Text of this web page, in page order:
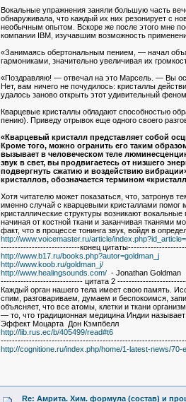
Вокальные упражнения заняли большую часть
обнаруживала, что каждый их них резонирует с
необычным опытом. Вскоре же после этого мне
компании IBM, изучавшим возможность
«Занимаясь обертональным пением, — начал
гармониками, значительно увеличивая их
«Поздравляю! — отвечал на это Марсель. — Вы
Нет, вам ничего не почудилось: кристаллы
удалось заново открыть этот удивительный
Кварцевые кристаллы обладают способностью
пению). Приведу отрывок еще одного своего
«Кварцевый кристалл представляет собой
Кроме того, можно огранить его таким
вызывает в человеческом теле
звук в свет, вы продвигаетесь от низшего
подвергнуть сжатию и воздействию
кристаллов, обозначается термином
Хотя читателю может показаться, что, затронув
именно случай с кварцевыми кристаллами помог
кристаллические структуры возникают
начиная от костной ткани и заканчивая тканями
факт, что в процессе тонинга звук, войдя в
http://www.voicemaster.ru/article/
----------------------------конец
http://www.b17.ru/books.php?autor=goldman_j
http://www.koob.ru/goldman_j/
http://www.healingsounds.com/- Jonathan Goldman
----------------------------- цитата 2
Каждый орган нашего тела имеет свою память.
спим, разговариваем, думаем и беспокоимся,
объясняет, что все атомы, клетки и ткани
— то, что традиционная медицина Индии
Эффект Моцарта Дон Кэмпбелл
http://lib.rus.ec/b/405499/read#t6
http://cognitione.ru/index.php/home/1-latest-news/70-
Re: Амрита. Хим. формула (состав) и